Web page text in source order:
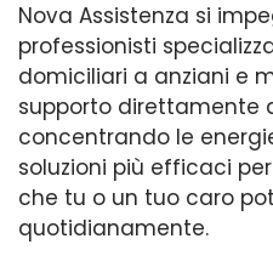
Nova Assistenza si
professionisti
domiciliari a anziani e
supporto direttamente
concentrando le
soluzioni più efficaci
che tu o un tuo caro
quotidianamente.